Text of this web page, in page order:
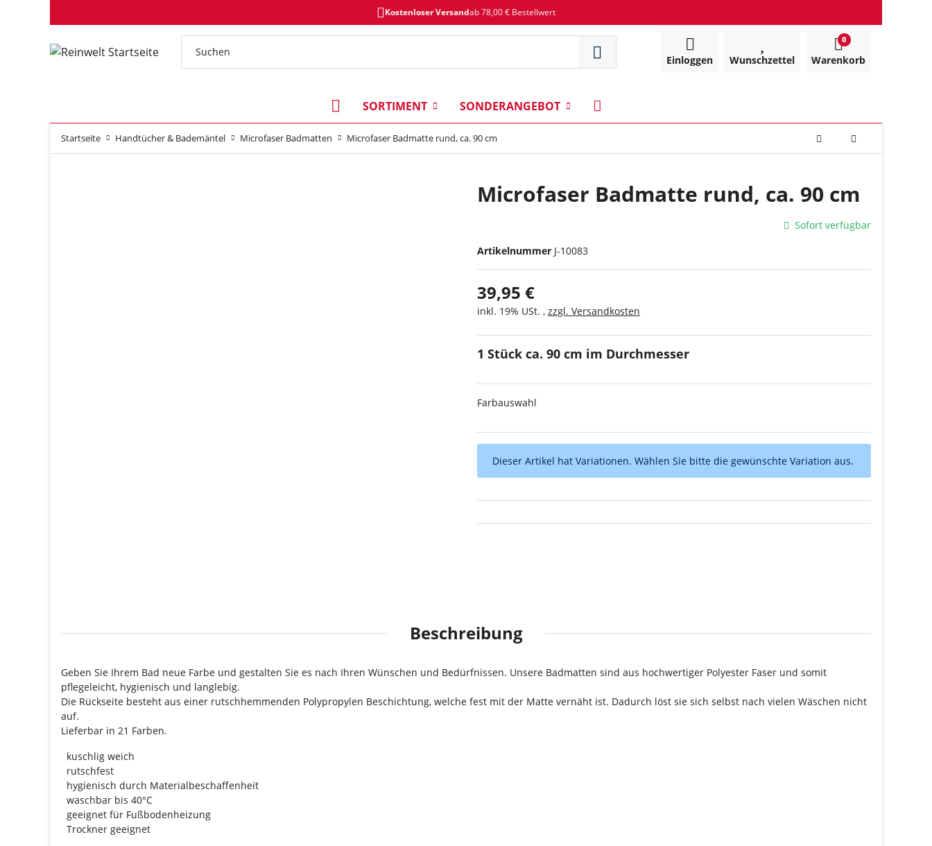
Kostenloser Versandab 78,00 € Bestellwert
SORTIMENT SONDERANGEBOT
Einloggen Wunschzettel
0
Warenkorb
Startseite Handtücher & Bademäntel Microfaser Badmatten Microfaser Badmatte rund, ca. 90 cm
Microfaser Badmatte rund, ca. 90 cm
Artikelnummer J-10083
1 Stück ca. 90 cm im Durchmesser
Farbauswahl
39,95 €
inkl. 19% USt. , zzgl. Versandkosten
x
Dieser Artikel hat Variationen. Wählen Sie bitte die gewünschte Variation aus.
Sofort verfügbar
Beschreibung
Geben Sie Ihrem Bad neue Farbe und gestalten Sie es nach Ihren Wünschen und Bedürfnissen. Unsere Badmatten sind aus hochwertiger Polyester Faser und somit
pflegeleicht, hygienisch und langlebig.
Die Rückseite besteht aus einer rutschhemmenden Polypropylen Beschichtung, welche fest mit der Matte vernäht ist. Dadurch löst sie sich selbst nach vielen Wäschen nicht
auf.
Lieferbar in 21 Farben.
kuschlig weich
rutschfest
hygienisch durch Materialbeschaffenheit
waschbar bis 40°C
geeignet für Fußbodenheizung
Trockner geeignet